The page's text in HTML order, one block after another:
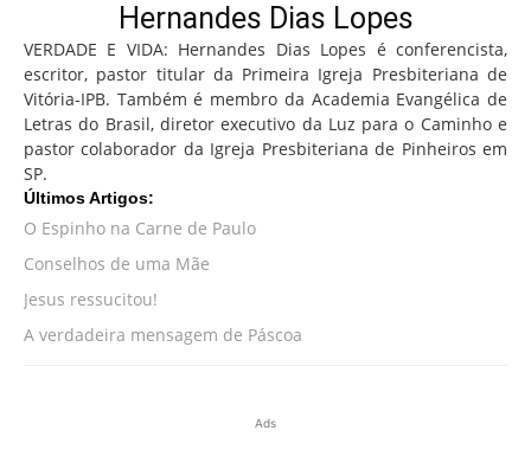
Hernandes Dias Lopes
VERDADE E VIDA: Hernandes Dias Lopes é conferencista,
escritor, pastor titular da Primeira Igreja Presbiteriana de
Vitória-IPB. Também é membro da Academia Evangélica de
Letras do Brasil, diretor executivo da Luz para o Caminho e
pastor colaborador da Igreja Presbiteriana de Pinheiros em
SP.
Últimos Artigos:
O Espinho na Carne de Paulo
Conselhos de uma Mãe
Jesus ressucitou!
A verdadeira mensagem de Páscoa
Ads